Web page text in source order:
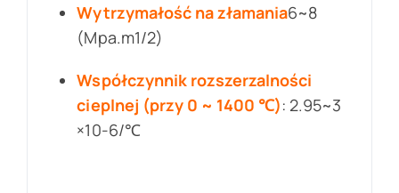
Wytrzymałość na złamania6~8
(Mpa.m1/2)
Współczynnik rozszerzalności
cieplnej (przy 0 ~ 1400 ℃): 2.95~3
×10-6/℃